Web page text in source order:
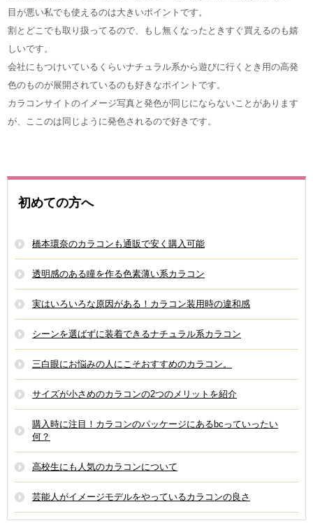
目が悪い私でも使えるのは大きいポイントです。
割とどこでも取り扱ってるので、もし無くなったときすぐ買えるのも嬉
しいです。
会社にもつけいているくらいナチュラル系から遊びに行くとき用の高発
色のものが展開されているのも好きなポイントです。
カラコンサイトのイメージ写真と発色が同じにならないことがあります
が、ここのは同じように発色されるので好きです。
初めての方へ
橋本環奈のカラコンも通販で安く購入可能
透明感のある瞳を作る色素薄い系カラコン
実はいろいろな原因がある！カラコン装用時の違和感
シーンを選ばずに装着できるナチュラル系カラコン
三白眼にお悩みの人にこそおすすめのカラコン。
サイズが小さめのカラコンの2つのメリットを紹介
購入時に注目！カラコンのパッケージにあるbcっていったい
何？
高校生にも人気のカラコンについて
芸能人がイメージモデルをやっているカラコンの良さ